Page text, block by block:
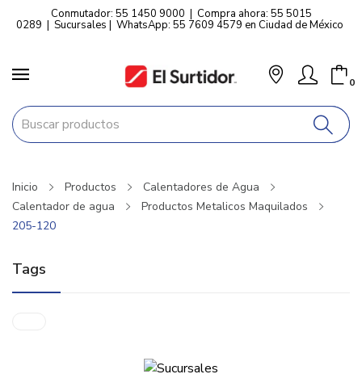
Conmutador: 55 1450 9000 | Compra ahora: 55 5015
0289 | Sucursales | WhatsApp: 55 7609 4579 en Ciudad de México
0
Inicio Productos
Calentadores de Agua
Calentador de agua
Productos Metalicos Maquilados
205-120
Tags